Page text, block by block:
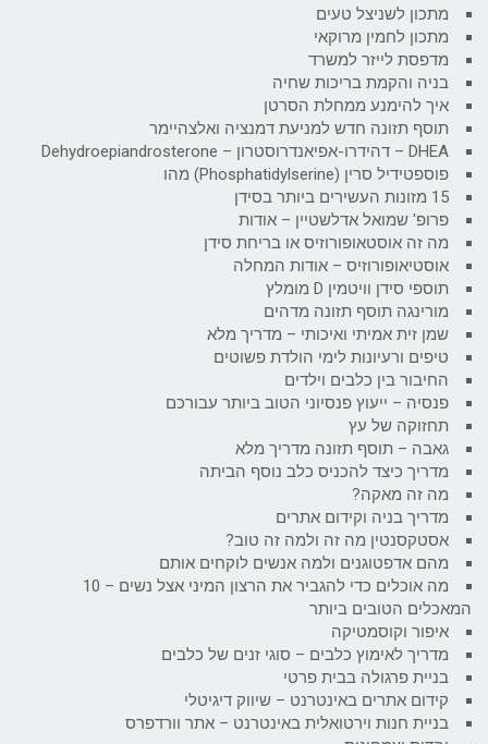
מתכון לשניצל טעים
מתכון לחמין מרוקאי
מדפסת לייזר למשרד
בניה והקמת בריכות שחיה
איך להימנע ממחלת הסרטן
תוסף תזונה חדש למניעת דמנציה ואלצהיימר
DHEA – דהידרו-אפיאנדרוסטרון – Dehydroepiandrosterone
פוספטידיל סרין (Phosphatidylserine) מהו
15 מזונות העשירים ביותר בסידן
פרופ' שמואל אדלשטיין – אודות
מה זה אוסטאופורוזיס או בריחת סידן
אוסטיאופורוזיס – אודות המחלה
תוספי סידן וויטמין D מומלץ
מורינגה תוסף תזונה מדהים
שמן זית אמיתי ואיכותי – מדריך מלא
טיפים ורעיונות לימי הולדת פשוטים
החיבור בין כלבים וילדים
פנסיה – ייעוץ פנסיוני הטוב ביותר עבורכם
תחזוקה של עץ
גאבה – תוסף תזונה מדריך מלא
מדריך כיצד להכניס כלב נוסף הביתה
מה זה מאקה?
מדריך בניה וקידום אתרים
אסטקסנטין מה זה ולמה זה טוב?
מהם אדפטוגנים ולמה אנשים לוקחים אותם
מה אוכלים כדי להגביר את הרצון המיני אצל נשים – 10
המאכלים הטובים ביותר
איפור וקוסמטיקה
מדריך לאימוץ כלבים – סוגי זנים של כלבים
בניית פרגולה בבית פרטי
קידום אתרים באינטרנט – שיווק דיגיטלי
בניית חנות וירטואלית באינטרנט – אתר וורדפרס